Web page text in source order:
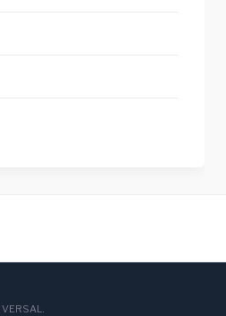
VERSAL